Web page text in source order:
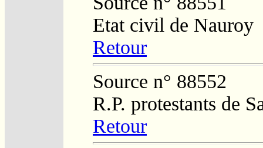
Etat civil de Nauroy
Retour
Source n° 88552
R.P. protestants de
Retour